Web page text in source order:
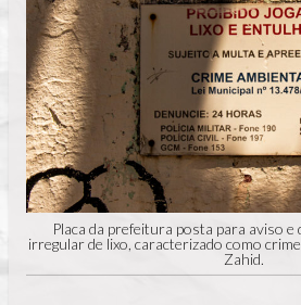
Placa da prefeitura posta para aviso e
irregular de lixo, caracterizado como
Zahid.